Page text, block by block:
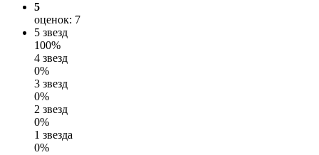
5
оценок: 7
5 звезд
100%
4 звезд
0%
3 звезд
0%
2 звезд
0%
1 звезда
0%